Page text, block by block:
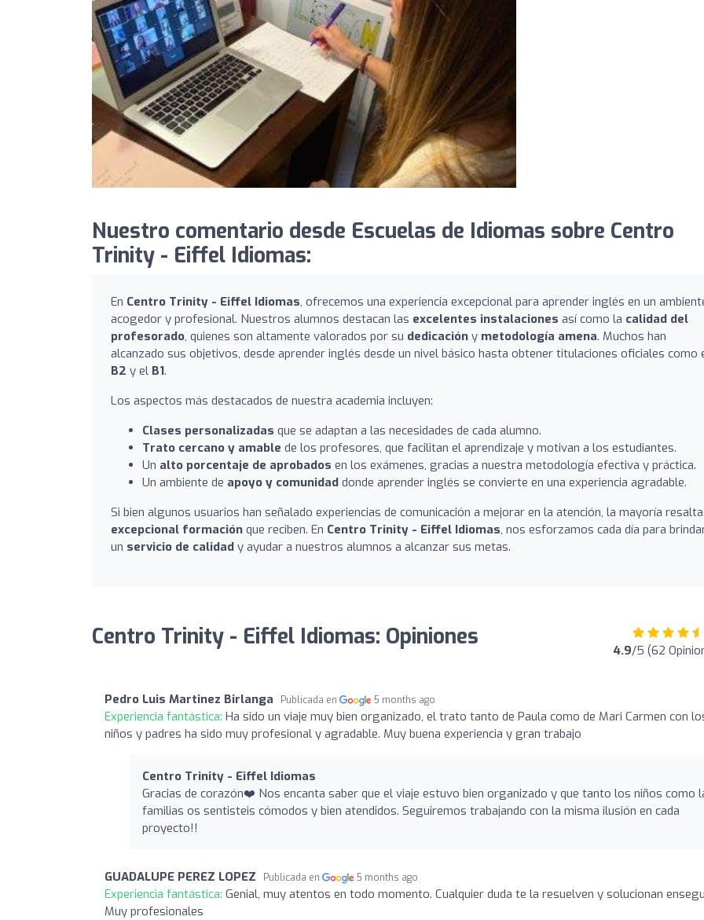
Nuestro comentario desde Escuelas de Idiomas sobre Centro
Trinity - Eiffel Idiomas:
En Centro Trinity - Eiffel Idiomas, ofrecemos una experiencia excepcional para aprender inglés en un
acogedor y profesional. Nuestros alumnos destacan las excelentes instalaciones así como la calidad del
profesorado, quienes son altamente valorados por su dedicación y metodología amena. Muchos han
alcanzado sus objetivos, desde aprender inglés desde un nivel básico hasta obtener titulaciones oficiales como
B2 y el B1.
Los aspectos más destacados de nuestra academia incluyen:
Clases personalizadas que se adaptan a las necesidades de cada alumno.
Trato cercano y amable de los profesores, que facilitan el aprendizaje y motivan a los estudiantes.
Un alto porcentaje de aprobados en los exámenes, gracias a nuestra metodología efectiva y práctica.
Un ambiente de apoyo y comunidad donde aprender inglés se convierte en una experiencia agradable.
Si bien algunos usuarios han señalado experiencias de comunicación a mejorar en la atención, la mayoría
excepcional formación que reciben. En Centro Trinity - Eiffel Idiomas, nos esforzamos cada día para
un servicio de calidad y ayudar a nuestros alumnos a alcanzar sus metas.
Centro Trinity - Eiffel Idiomas: Opiniones 4.9/5 (62
Pedro Luis Martinez Birlanga Publicada en 5 months ago
Experiencia fantástica: Ha sido un viaje muy bien organizado, el trato tanto de Paula como de Mari Carmen con
niños y padres ha sido muy profesional y agradable. Muy buena experiencia y gran trabajo
Centro Trinity - Eiffel Idiomas
Gracias de corazón❤️ Nos encanta saber que el viaje estuvo bien organizado y que tanto los niños como
familias os sentisteis cómodos y bien atendidos. Seguiremos trabajando con la misma ilusión en cada
proyecto!!
GUADALUPE PEREZ LOPEZ Publicada en 5 months ago
Experiencia fantástica: Genial, muy atentos en todo momento. Cualquier duda te la resuelven y solucionan
Muy profesionales